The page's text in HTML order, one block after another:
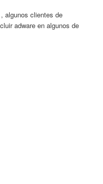
algunos clientes de
adware en algunos de